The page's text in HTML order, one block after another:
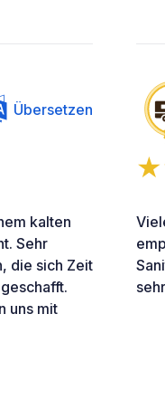
Übersetzen
kalten
Sehr
die sich Zeit
uns mit